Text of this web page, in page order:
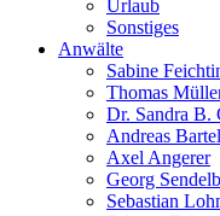
Urlaub
Sonstiges
Anwälte
Sabine
Thomas
Dr. Sandra B.
Andreas
Axel Angerer
Georg
Sebastian